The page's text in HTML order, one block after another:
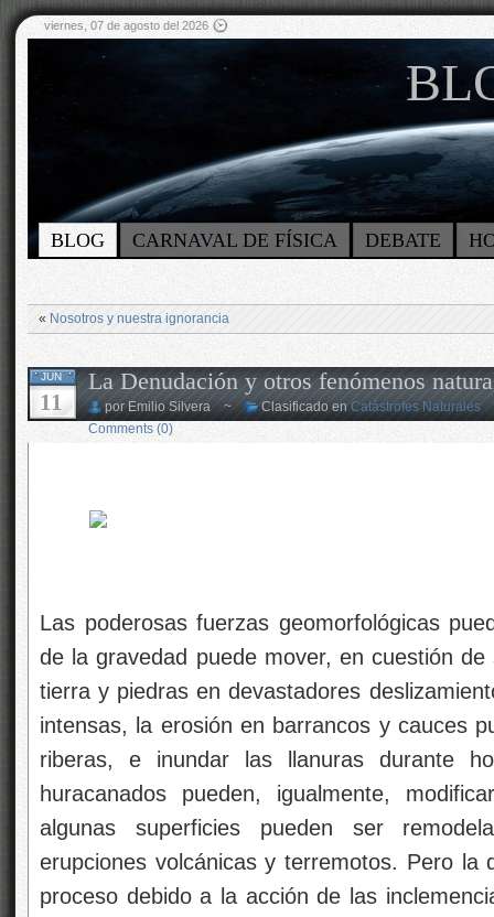
viernes, 07 de agosto del 2026
BLOG CARNAVAL DE FÍSICA DEBATE
« Nosotros y nuestra ignorancia
JUN
11
La Denudación y otros fenómenos
por Emilio Silvera ~ Clasificado enCatástrofes Naturales
Comments (0)
Las poderosas fuerzas geomorfológicas
de la gravedad puede mover, en cuestión
tierra y piedras en devastadores
intensas, la erosión en barrancos y cauces
riberas, e inundar las llanuras durante
huracanados pueden, igualmente,
algunas superficies pueden ser
erupciones volcánicas y terremotos. Pero la
proceso debido a la acción de las